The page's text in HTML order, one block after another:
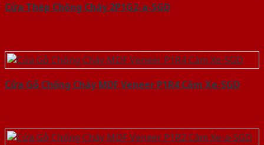
Cửa Thép Chống Cháy 2P1G2-a-SGD
Cửa Gỗ Chống Cháy MDF Veneer P1R4 Căm Xe-SGD